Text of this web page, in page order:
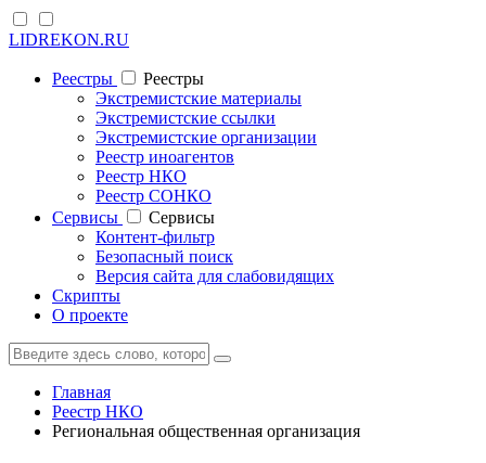
LIDREKON.RU
Реестры
Реестры
Экстремистские материалы
Экстремистские ссылки
Экстремистские организации
Реестр иноагентов
Реестр НКО
Реестр СОНКО
Cервисы
Cервисы
Контент-фильтр
Безопасный поиск
Версия сайта для слабовидящих
Скрипты
О проекте
Главная
Реестр НКО
Региональная общественная организация